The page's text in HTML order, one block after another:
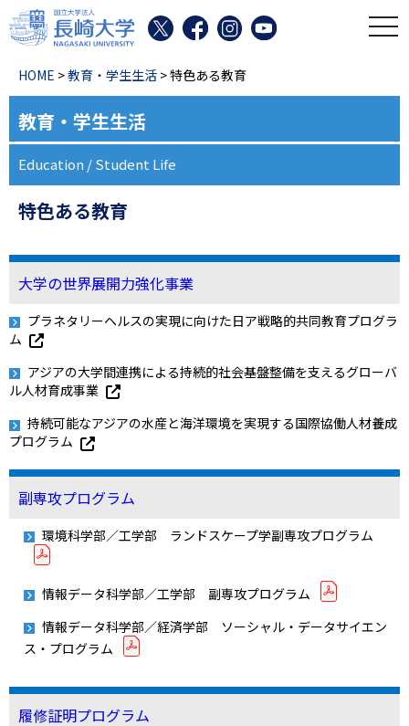
HOME >教育・学生生活 > 特色ある教育
教育・学生生活
Education / Student Life
特色ある教育
大学の世界展開力強化事業
プラネタリーヘルスの実現に向けた日ア戦略的共同教育プログラ
ム
アジアの大学間連携による持続的社会基盤整備を支えるグローバ
ル人材育成事業
持続可能なアジアの水産と海洋環境を実現する国際協働人材養成
プログラム
副専攻プログラム
環境科学部／工学部 ランドスケープ学副専攻プログラム
情報データ科学部／工学部 副専攻プログラム
情報データ科学部／経済学部 ソーシャル・データサイエン
ス・プログラム
履修証明プログラム